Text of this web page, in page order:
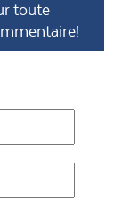
toute